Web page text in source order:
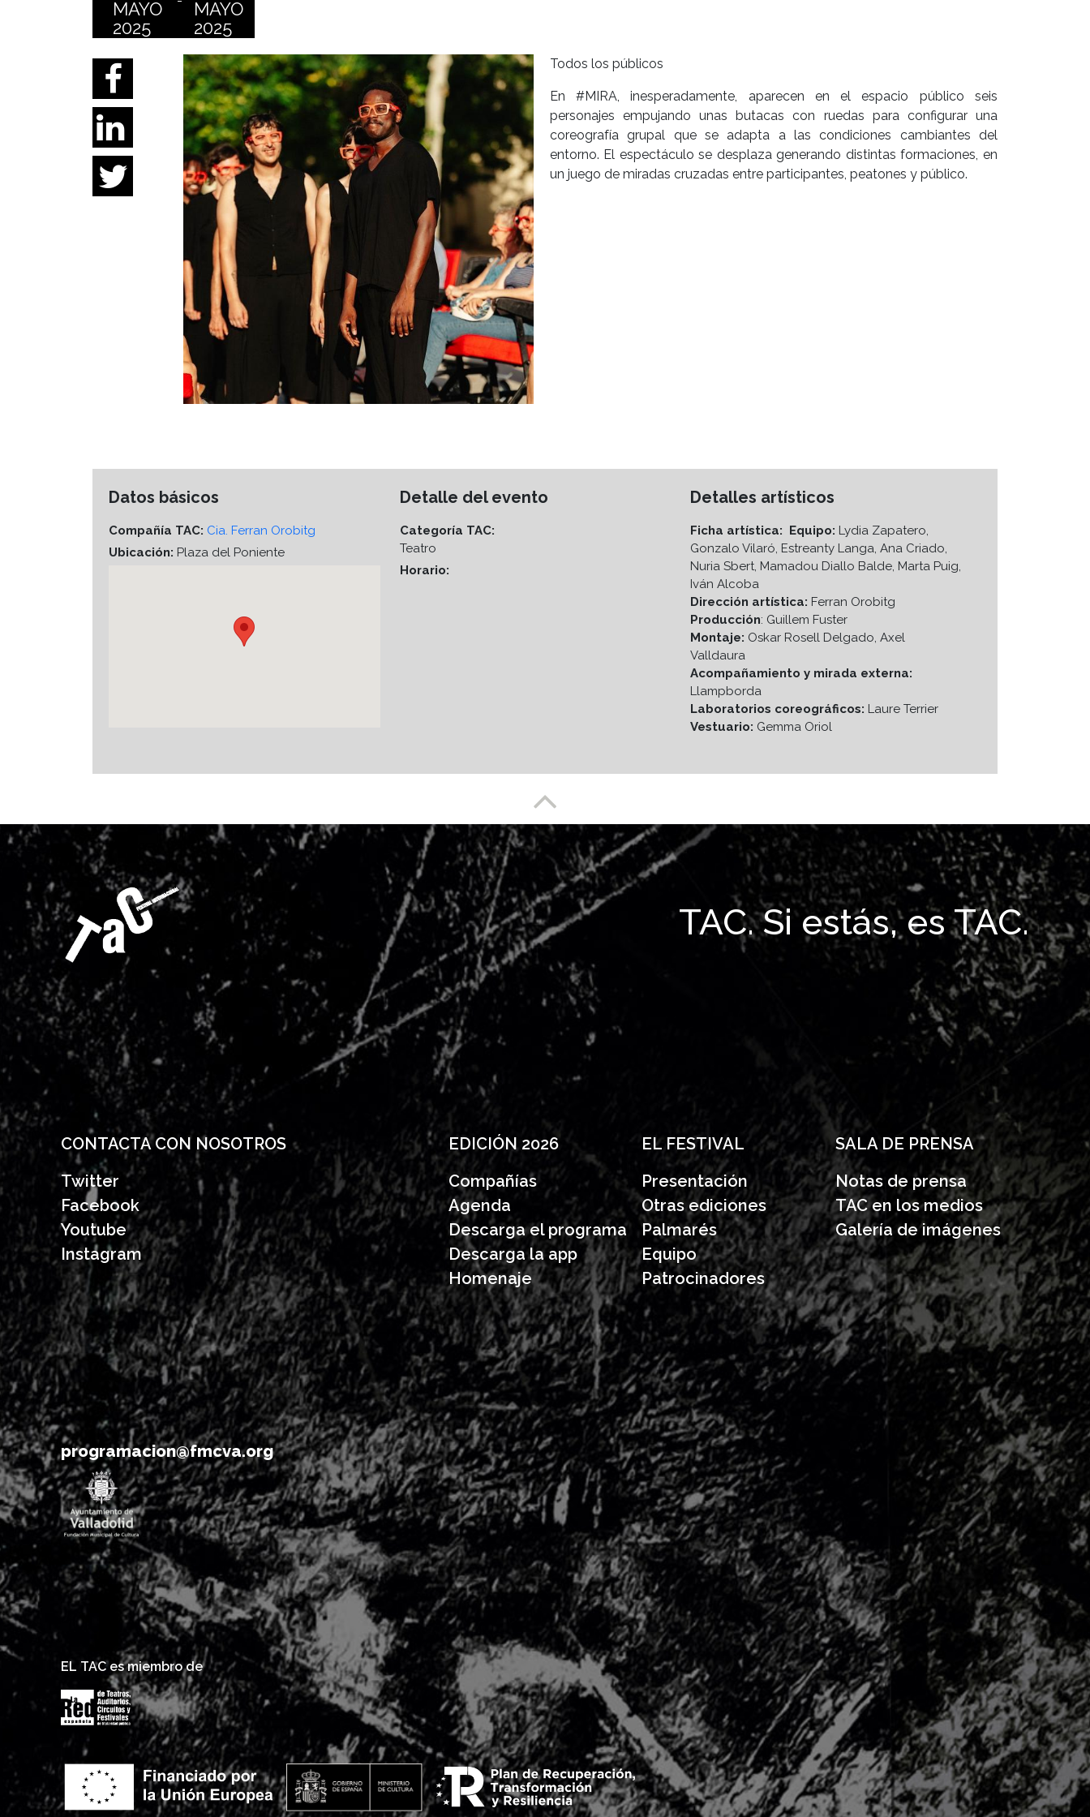
MAYO
2025
MAYO
2025
Todos los públicos
En #MIRA, inesperadamente, aparecen en el espacio público seis
personajes empujando unas butacas con ruedas para configurar una
coreografía grupal que se adapta a las condiciones cambiantes del
entorno. El espectáculo se desplaza generando distintas formaciones, en
un juego de miradas cruzadas entre participantes, peatones y público.
Datos básicos
Compañía TAC: Cia. Ferran Orobitg
Ubicación: Plaza del Poniente
Detalle del evento
Categoría TAC:
Teatro
Horario:
Detalles artísticos
Ficha artística: Equipo: Lydia Zapatero,
Gonzalo Vilaró, Estreanty Langa, Ana Criado,
Nuria Sbert, Mamadou Diallo Balde, Marta Puig,
Iván Alcoba
Dirección artística: Ferran Orobitg
Producción: Guillem Fuster
Montaje: Oskar Rosell Delgado, Axel
Valldaura
Acompañamiento y mirada externa:
Llampborda
Laboratorios coreográficos: Laure Terrier
Vestuario: Gemma Oriol
TAC. Si estás, es TAC.
CONTACTA CON NOSOTROS
Twitter
Facebook
Youtube
Instagram
EDICIÓN 2026
Compañías
Agenda
Descarga el programa
Descarga la app
Homenaje
EL FESTIVAL
Presentación
Otras ediciones
Palmarés
Equipo
Patrocinadores
SALA DE PRENSA
Notas de prensa
TAC en los medios
Galería de imágenes
programacion@fmcva.org
EL TAC es miembro de